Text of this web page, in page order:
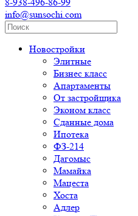
info@sunsochi.com
Новостройки
Элитные
Бизнес класс
Апартаменты
От застройщика
Эконом класс
Сданные дома
Ипотека
ФЗ-214
Дагомыс
Мамайка
Мацеста
Хоста
Адлер